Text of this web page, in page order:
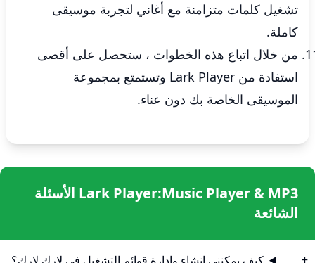
تشغيل كلمات متزامنة مع أغاني لتجربة موسيقى
كاملة.
من خلال اتباع هذه الخطوات ، ستحصل على أقصى
استفادة من Lark Player وتستمتع بمجموعة
الموسيقى الخاصة بك دون عناء.
Lark Player:Music Player & MP3 الأسئلة
الشائعة